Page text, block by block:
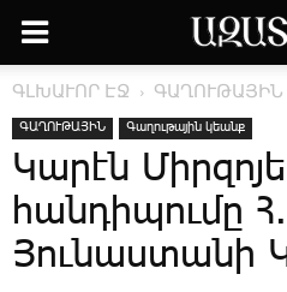
ԳԼԽԱՒՈՐ ԷՋ ԳԱՂՈՒԹԱՅԻՆ
ԳԱՂՈՒԹԱՅԻՆ Գաղութային կեանք
Կարէն
հանդիպումը
Յունաստանի